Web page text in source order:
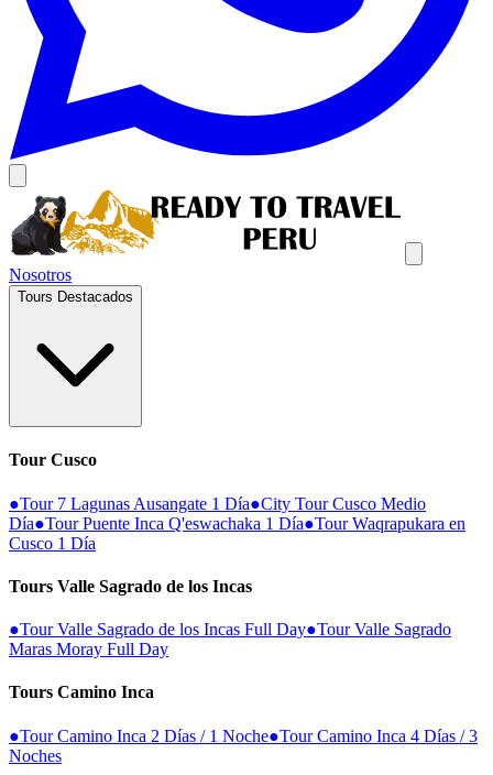
Nosotros
Tours Destacados
Tour Cusco
●Tour 7 Lagunas Ausangate 1 Día●City Tour Cusco Medio
Día●Tour Puente Inca Q'eswachaka 1 Día●Tour Waqrapukara en
Cusco 1 Día
Tours Valle Sagrado de los Incas
●Tour Valle Sagrado de los Incas Full Day●Tour Valle Sagrado
Maras Moray Full Day
Tours Camino Inca
●Tour Camino Inca 2 Días / 1 Noche●Tour Camino Inca 4 Días / 3
Noches